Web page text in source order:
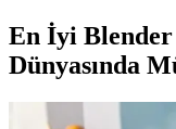
En İyi
Dünyasında